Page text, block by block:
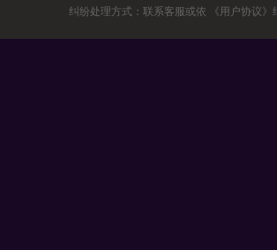
纠纷处理方式：联系客服或依
《用户协议》